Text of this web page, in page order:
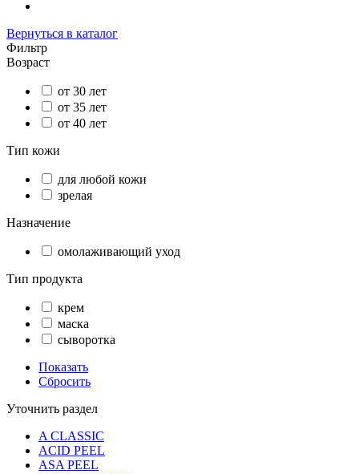
Вернуться в каталог
Фильтр
Возраст
от 30 лет
от 35 лет
от 40 лет
Тип кожи
для любой кожи
зрелая
Назначение
омолаживающий уход
Тип продукта
крем
маска
сыворотка
Показать
Сбросить
Уточнить раздел
A CLASSIC
ACID PEEL
ASA PEEL